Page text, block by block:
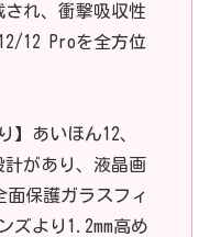
され、衝撃吸収性
12 Proを全方位
】あいほん12、
計があり、液晶画
面保護ガラスフィ
ズより1.2mm高め